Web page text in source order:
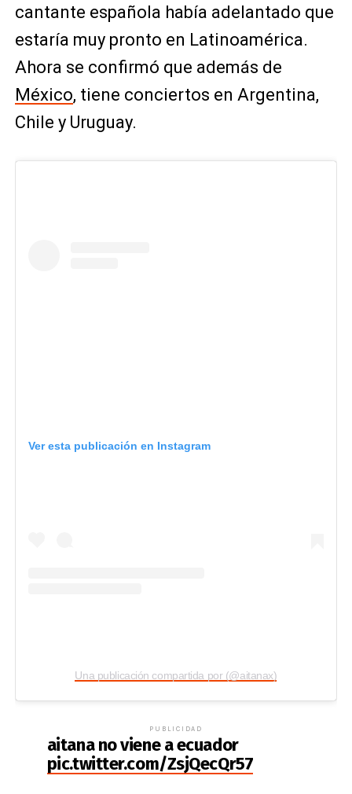
cantante española había adelantado que
estaría muy pronto en Latinoamérica.
Ahora se confirmó que además de
México, tiene conciertos en Argentina,
Chile y Uruguay.
Ver esta publicación en Instagram
Una publicación compartida por (@aitanax)
PUBLICIDAD
aitana no viene a ecuador
pic.twitter.com/ZsjQecQr57